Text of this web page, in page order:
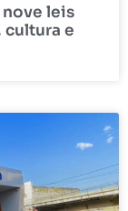
leis
cultura e